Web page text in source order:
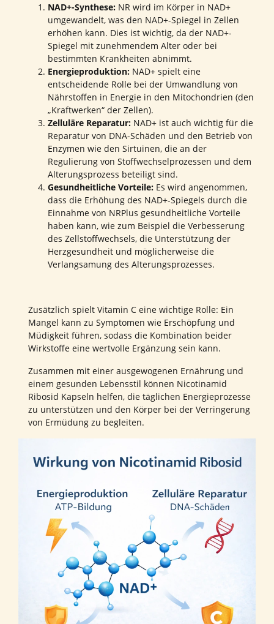
NAD+-Synthese: NR wird im Körper in NAD+
umgewandelt, was den NAD+-Spiegel in Zellen
erhöhen kann. Dies ist wichtig, da der NAD+-
Spiegel mit zunehmendem Alter oder bei
bestimmten Krankheiten abnimmt.
Energieproduktion: NAD+ spielt eine
entscheidende Rolle bei der Umwandlung von
Nährstoffen in Energie in den Mitochondrien (den
„Kraftwerken“ der Zellen).
Zelluläre Reparatur: NAD+ ist auch wichtig für die
Reparatur von DNA-Schäden und den Betrieb von
Enzymen wie den Sirtuinen, die an der
Regulierung von Stoffwechselprozessen und dem
Alterungsprozess beteiligt sind.
Gesundheitliche Vorteile: Es wird angenommen,
dass die Erhöhung des NAD+-Spiegels durch die
Einnahme von NRPlus gesundheitliche Vorteile
haben kann, wie zum Beispiel die Verbesserung
des Zellstoffwechsels, die Unterstützung der
Herzgesundheit und möglicherweise die
Verlangsamung des Alterungsprozesses.
Zusätzlich spielt Vitamin C eine wichtige Rolle: Ein
Mangel kann zu Symptomen wie Erschöpfung und
Müdigkeit führen, sodass die Kombination beider
Wirkstoffe eine wertvolle Ergänzung sein kann.
Zusammen mit einer ausgewogenen Ernährung und
einem gesunden Lebensstil können Nicotinamid
Ribosid Kapseln helfen, die täglichen Energieprozesse
zu unterstützen und den Körper bei der Verringerung
von Ermüdung zu begleiten.